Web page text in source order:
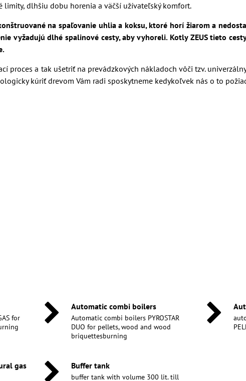
dlhšiu dobu horenia a väčší užívateľský komfort.
na spaľovanie uhlia a koksu, ktoré horí žiarom a
vyžadujú dlhé spalinové cesty, aby vyhoreli. Kotly ZEUS tieto
proces a tak ušetriť na prevádzkových nákladoch vôči tzv.
kúriť drevom Vám radi sposkytneme kedykoľvek nás o to
for
Automatic combi boilers
Automatic combi boilers PYROSTAR
DUO for pellets, wood and wood
briquettesburning
gas
Buffer tank
buffer tank with volume 300 lit. till